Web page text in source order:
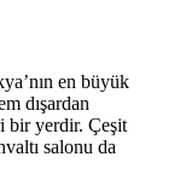
en büyük
dışardan
bir yerdir. Çeşit
salonu da